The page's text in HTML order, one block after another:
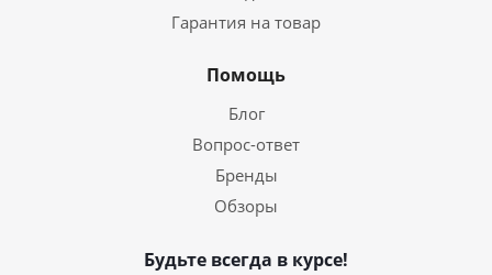
Гарантия на товар
Помощь
Блог
Вопрос-ответ
Бренды
Обзоры
Будьте всегда в курсе!